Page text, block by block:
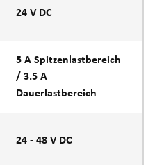
24 V DC
5 A Spitzenlastbereich
/ 3.5 A
Dauerlastbereich
24 - 48 V DC